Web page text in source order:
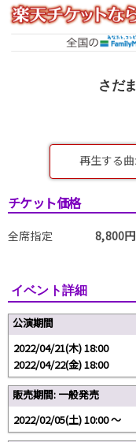
さだ
チケット価格
全席指定 8,800
イベント詳細
公演期間
2022/04/21(木) 18:00
2022/04/22(金) 18:00
販売期間: 一般発売
2022/02/05(土) 10:00 〜